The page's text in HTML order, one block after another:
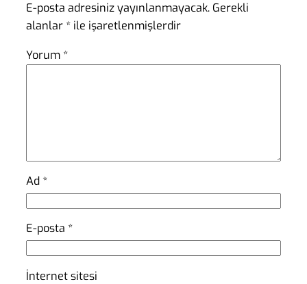
E-posta adresiniz yayınlanmayacak. Gerekli
alanlar * ile işaretlenmişlerdir
Yorum *
Ad *
E-posta *
İnternet sitesi